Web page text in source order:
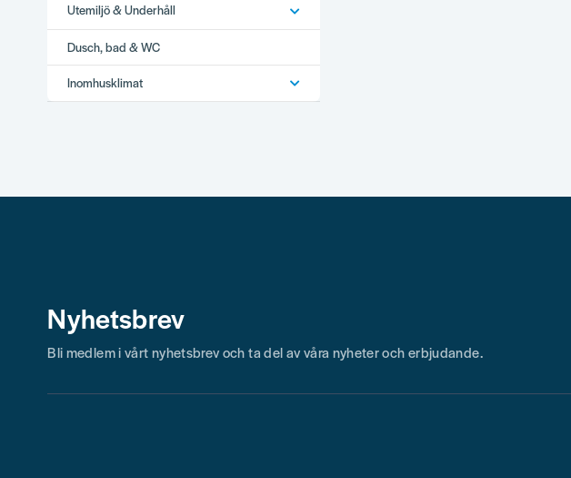
Utemiljö & Underhåll
Dusch, bad & WC
Inomhusklimat
Nyhetsbrev
Bli medlem i vårt nyhetsbrev och ta del av våra nyheter och erbjudande.